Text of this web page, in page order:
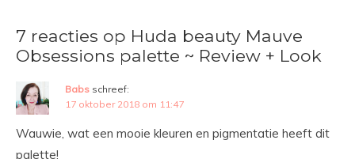
7 reacties op Huda beauty Mauve
Obsessions palette ~ Review + Look
Babs schreef:
17 oktober 2018 om 11:47
Wauwie, wat een mooie kleuren en pigmentatie heeft dit
palette!